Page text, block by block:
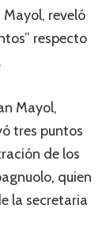
reveló
respecto
Mayol,
tres puntos
de los
quien
la secretaria